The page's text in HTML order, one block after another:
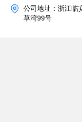
公司地址：浙江临
草湾99号